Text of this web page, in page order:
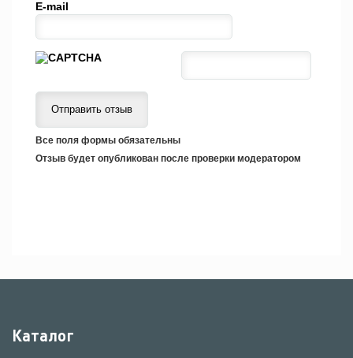
E-mail
Все поля формы обязательны
Отзыв будет опубликован после проверки модератором
Каталог